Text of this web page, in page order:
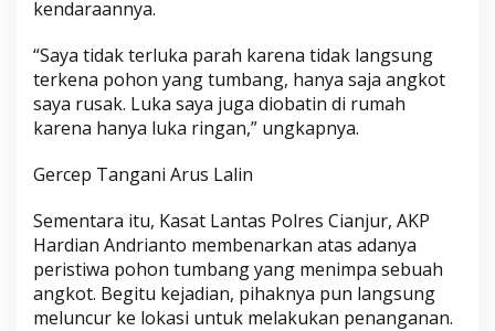
kendaraannya.
“Saya tidak terluka parah karena tidak langsung
terkena pohon yang tumbang, hanya saja angkot
saya rusak. Luka saya juga diobatin di rumah
karena hanya luka ringan,” ungkapnya.
Gercep Tangani Arus Lalin
Sementara itu, Kasat Lantas Polres Cianjur, AKP
Hardian Andrianto membenarkan atas adanya
peristiwa pohon tumbang yang menimpa sebuah
angkot. Begitu kejadian, pihaknya pun langsung
meluncur ke lokasi untuk melakukan penanganan.